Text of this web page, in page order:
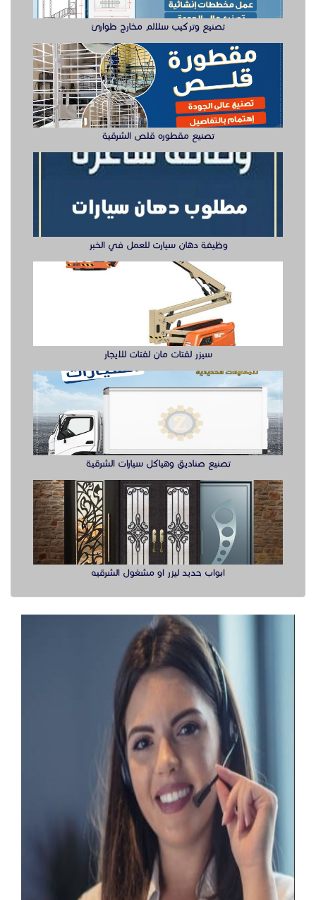
وظيفة دهان سيارت للعمل في الخبر
تصنيع صناديق وهياكل سيارات الشرقية
ابواب حديد ليزر او مشغول الشرقيه